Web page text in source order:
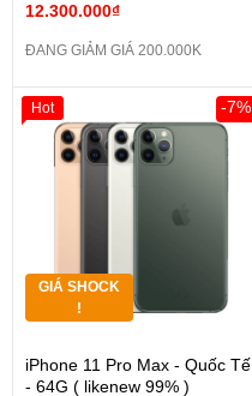
12.300.000₫
ĐANG GIẢM GIÁ 200.000K
GIÁ SHOCK
!
iPhone 11 Pro Max - Quốc Tế
- 64G ( likenew 99% )
-7%
Hot